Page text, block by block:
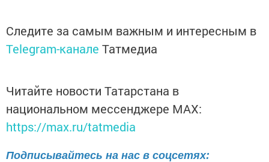
Следите за самым важным и интересным в
Telegram-канале Татмедиа
Читайте новости Татарстана в
национальном мессенджере MАХ:
https://max.ru/tatmedia
Подписывайтесь на нас в соцсетях: